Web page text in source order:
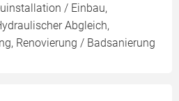
/ Einbau,
Abgleich,
Renovierung / Badsanierung